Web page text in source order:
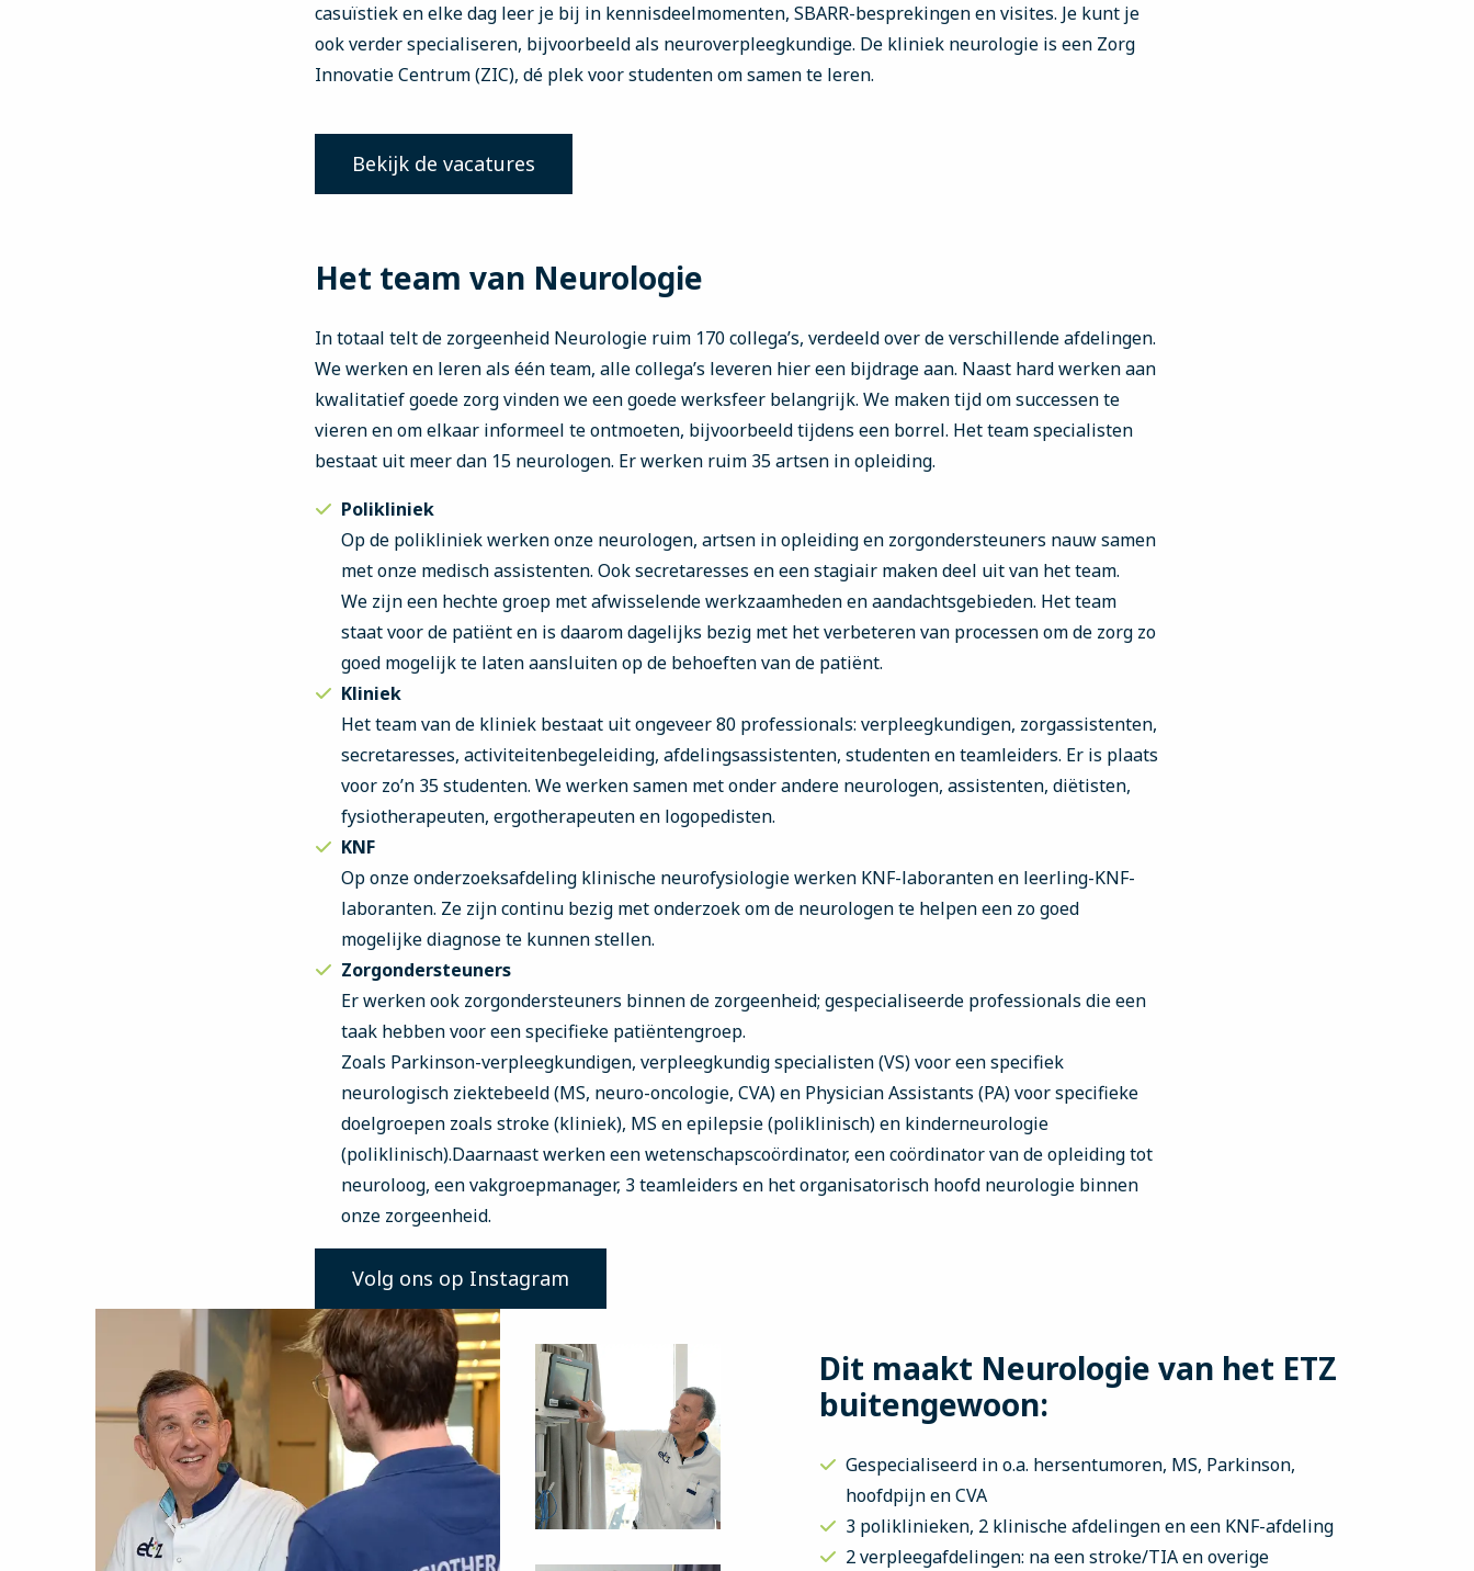
casuïstiek en elke dag leer je bij in kennisdeelmomenten, SBARR-besprekingen en visites. Je kunt je
ook verder specialiseren, bijvoorbeeld als neuroverpleegkundige. De kliniek neurologie is een Zorg
Innovatie Centrum (ZIC), dé plek voor studenten om samen te leren.
Bekijk de vacatures
Het team van Neurologie
In totaal telt de zorgeenheid Neurologie ruim 170 collega’s, verdeeld over de verschillende afdelingen.
We werken en leren als één team, alle collega’s leveren hier een bijdrage aan. Naast hard werken aan
kwalitatief goede zorg vinden we een goede werksfeer belangrijk. We maken tijd om successen te
vieren en om elkaar informeel te ontmoeten, bijvoorbeeld tijdens een borrel. Het team specialisten
bestaat uit meer dan 15 neurologen. Er werken ruim 35 artsen in opleiding.
Polikliniek
Op de polikliniek werken onze neurologen, artsen in opleiding en zorgondersteuners nauw samen
met onze medisch assistenten. Ook secretaresses en een stagiair maken deel uit van het team.
We zijn een hechte groep met afwisselende werkzaamheden en aandachtsgebieden. Het team
staat voor de patiënt en is daarom dagelijks bezig met het verbeteren van processen om de zorg zo
goed mogelijk te laten aansluiten op de behoeften van de patiënt.
Kliniek
Het team van de kliniek bestaat uit ongeveer 80 professionals: verpleegkundigen, zorgassistenten,
secretaresses, activiteitenbegeleiding, afdelingsassistenten, studenten en teamleiders. Er is plaats
voor zo’n 35 studenten. We werken samen met onder andere neurologen, assistenten, diëtisten,
fysiotherapeuten, ergotherapeuten en logopedisten.
KNF
Op onze onderzoeksafdeling klinische neurofysiologie werken KNF-laboranten en leerling-KNF-
laboranten. Ze zijn continu bezig met onderzoek om de neurologen te helpen een zo goed
mogelijke diagnose te kunnen stellen.
Zorgondersteuners
Er werken ook zorgondersteuners binnen de zorgeenheid; gespecialiseerde professionals die een
taak hebben voor een specifieke patiëntengroep.
Zoals Parkinson-verpleegkundigen, verpleegkundig specialisten (VS) voor een specifiek
neurologisch ziektebeeld (MS, neuro-oncologie, CVA) en Physician Assistants (PA) voor specifieke
doelgroepen zoals stroke (kliniek), MS en epilepsie (poliklinisch) en kinderneurologie
(poliklinisch).Daarnaast werken een wetenschapscoördinator, een coördinator van de opleiding tot
neuroloog, een vakgroepmanager, 3 teamleiders en het organisatorisch hoofd neurologie binnen
onze zorgeenheid.
Volg ons op Instagram
Dit maakt Neurologie van het ETZ
buitengewoon:
Gespecialiseerd in o.a. hersentumoren, MS, Parkinson,
hoofdpijn en CVA
3 poliklinieken, 2 klinische afdelingen en een KNF-afdeling
2 verpleegafdelingen: na een stroke/TIA en overige